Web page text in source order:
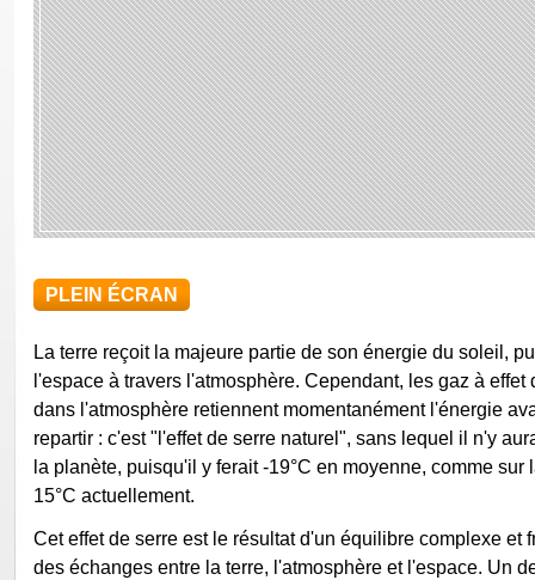
PLEIN ÉCRAN
La terre reçoit la majeure partie de son énergie du soleil,
l'espace à travers l'atmosphère. Cependant, les gaz à effet
dans l'atmosphère retiennent momentanément l'énergie
repartir : c'est "l'effet de serre naturel", sans lequel il n'y
la planète, puisqu'il y ferait -19°C en moyenne, comme sur
15°C actuellement.
Cet effet de serre est le résultat d'un équilibre complexe et
des échanges entre la terre, l'atmosphère et l'espace. Un